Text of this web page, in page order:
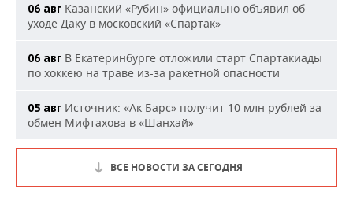
06 авг Казанский «Рубин» официально объявил об
уходе Даку в московский «Спартак»
06 авг В Екатеринбурге отложили старт Спартакиады
по хоккею на траве из-за ракетной опасности
05 авг Источник: «Ак Барс» получит 10 млн рублей за
обмен Мифтахова в «Шанхай»
ВСЕ НОВОСТИ ЗА СЕГОДНЯ